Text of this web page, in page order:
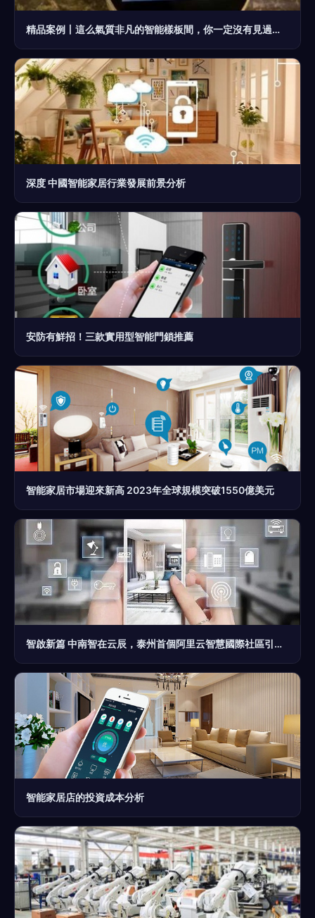
精品案例丨這么氣質非凡的智能樣板間，你一定沒有見過！開啟未來生活藝術新境界
深度 中國智能家居行業發展前景分析
安防有鮮招！三款實用型智能門鎖推薦
智能家居市場迎來新高 2023年全球規模突破1550億美元
智啟新篇 中南智在云辰，泰州首個阿里云智慧國際社區引領智能家居革命
智能家居店的投資成本分析